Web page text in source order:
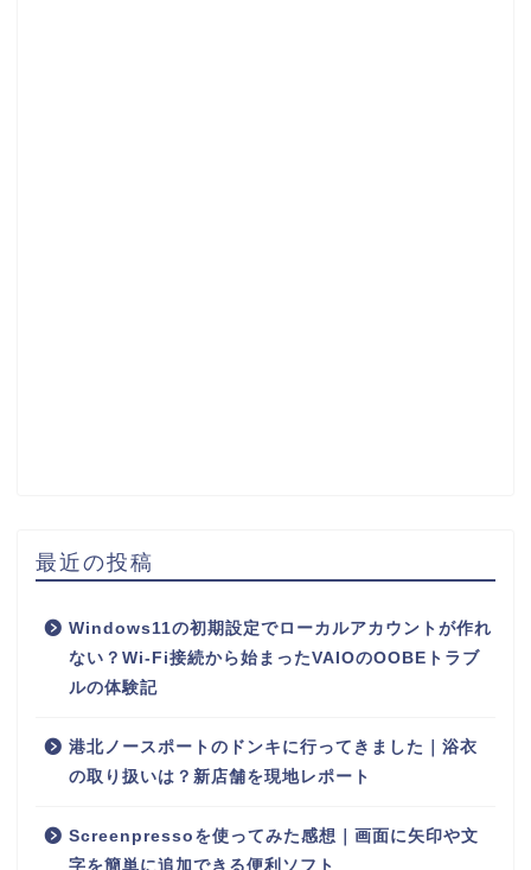
最近の投稿
Windows11の初期設定でローカルアカウントが作れ
ない？Wi-Fi接続から始まったVAIOのOOBEトラブ
ルの体験記
港北ノースポートのドンキに行ってきました｜浴衣
の取り扱いは？新店舗を現地レポート
Screenpressoを使ってみた感想｜画面に矢印や文
字を簡単に追加できる便利ソフト